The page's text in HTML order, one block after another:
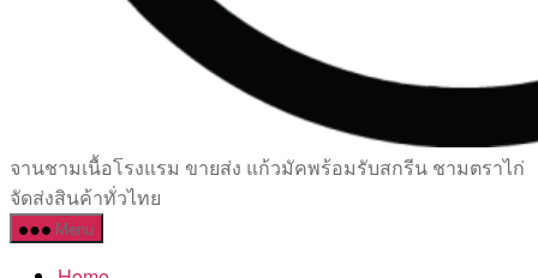
เซรามิค
ครบ
ครัน
จานชามเนื้อโรงแรม ขายส่ง แก้วมัคพร้อมรับสกรีน ชามตราไก่
จัดส่งสินค้าทั่วไทย
Menu